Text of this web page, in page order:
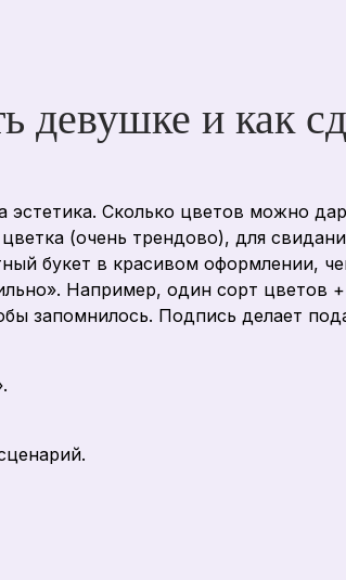
девушке и как
эстетика. Сколько цветов можно
(очень трендово), для
букет в красивом оформлении,
Например, один сорт цветов
запомнилось. Подпись делает